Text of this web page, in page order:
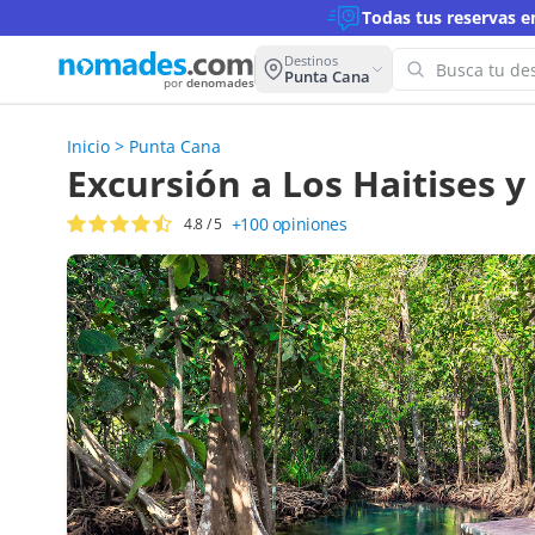
Todas tus reservas
por denomades
Destinos
Punta Cana
para
Inicio > Punta Cana
Excursión a Los Haitises
4.8/ 5 +100 opiniones